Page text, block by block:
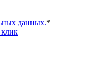
данных.*